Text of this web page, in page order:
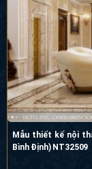
Mẫu thiết kế nội
Bình Định) NT32509